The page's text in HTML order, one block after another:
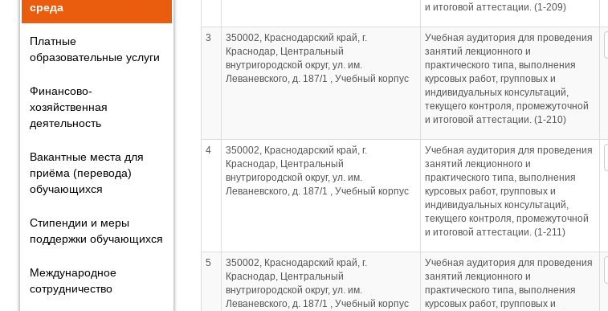
среда
Платные
образовательные услуги
Финансово-
хозяйственная
деятельность
Вакантные места для
приёма (перевода)
обучающихся
Стипендии и меры
поддержки обучающихся
Международное
сотрудничество
и итоговой аттестации. (1-209)
3
350002, Краснодарский край, г.
Краснодар, Центральный
внутригородской округ, ул. им.
Леваневского, д. 187/1 , Учебный корпус
Учебная аудитория для проведения
занятий лекционного и
практического типа, выполнения
курсовых работ, групповых и
индивидуальных консультаций,
текущего контроля, промежуточной
и итоговой аттестации. (1-210)
4
350002, Краснодарский край, г.
Краснодар, Центральный
внутригородской округ, ул. им.
Леваневского, д. 187/1 , Учебный корпус
Учебная аудитория для проведения
занятий лекционного и
практического типа, выполнения
курсовых работ, групповых и
индивидуальных консультаций,
текущего контроля, промежуточной
и итоговой аттестации. (1-211)
5
350002, Краснодарский край, г.
Краснодар, Центральный
внутригородской округ, ул. им.
Леваневского, д. 187/1 , Учебный корпус
Учебная аудитория для проведения
занятий лекционного и
практического типа, выполнения
курсовых работ, групповых и